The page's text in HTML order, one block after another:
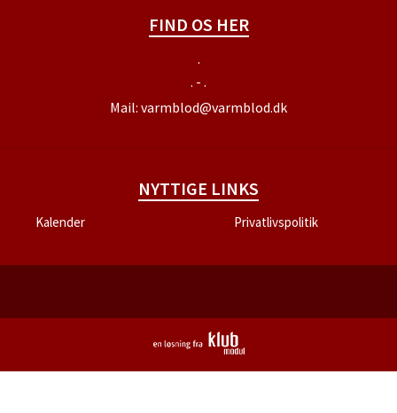
FIND OS HER
.
. - .
Mail: varmblod@varmblod.dk
NYTTIGE LINKS
Kalender Privatlivspolitik